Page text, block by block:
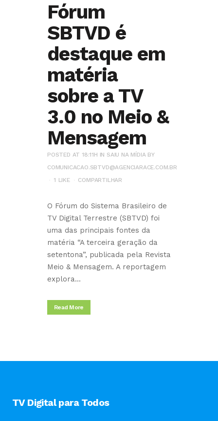
Fórum
SBTVD é
destaque em
matéria
sobre a TV
3.0 no Meio &
Mensagem
POSTED AT 18:11H IN SAIU NA MÍDIA BY
COMUNICACAO.SBTVD@AGENCIARACE.COM.BR
1 LIKE COMPARTILHAR
O Fórum do Sistema Brasileiro de
TV Digital Terrestre (SBTVD) foi
uma das principais fontes da
matéria “A terceira geração da
setentona”, publicada pela Revista
Meio & Mensagem. A reportagem
explora...
Read More
TV Digital para Todos